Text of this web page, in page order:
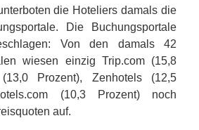
die Hoteliers damals die
Die Buchungsportale
Von den damals 42
wiesen einzig Trip.com (15,8
Prozent), Zenhotels (12,5
(10,3 Prozent) noch
auf.